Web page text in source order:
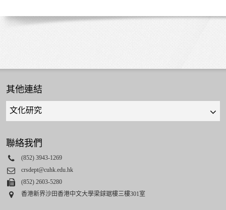
其他連結
Quick
links
select
聯絡我們
Phone
(852) 3943-1269
Email
crsdept@cuhk.edu.hk
Fax(852) 2603-5280
Address
香港新界沙田香港中文大學梁銶琚樓三樓301室